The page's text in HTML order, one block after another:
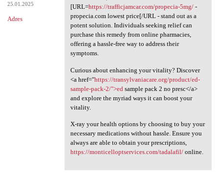
25.01.2025
Adres
[URL=https://trafficjamcar.com/propecia-5mg/-
propecia.com lowest price[/URL - stand out as a
potent solution. Individuals seeking relief can
purchase this remedy from online pharmacies,
offering a hassle-free way to address their
symptoms.
Curious about enhancing your vitality? Discover
<a href="https://transylvaniacare.org/product/ed-
sample-pack-2/">ed sample pack 2 no presc</a>
and explore the myriad ways it can boost your
vitality.
X-ray your health options by choosing to buy your
necessary medications without hassle. Ensure you
always are able to obtain your prescriptions,
https://monticelloptservices.com/tadalafil/online.